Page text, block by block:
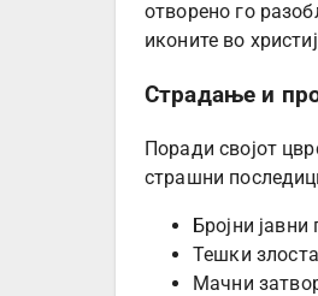
отворено го
иконите во
Страдање и
Поради својот
страшни
Бројни
Тешки
Мачни